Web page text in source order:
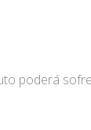
poderá